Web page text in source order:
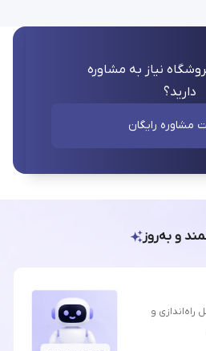
نیاز به مشاوره
دارید؟
مشاوره رایگان
و به‌روز
راه‌اندازی و